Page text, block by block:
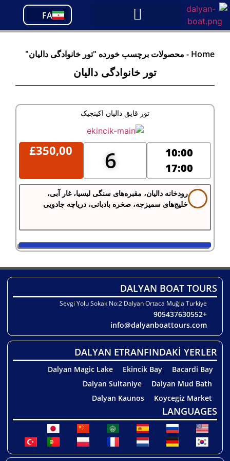
FA
PT
TR
Home
- محصولات برچسب خورده "تور خانوادگی دالیان"
تور خانوادگی دالیان
تور قایق دالیان اکینجیک
10:00
17:00
6
£350,00
رودخانه دالیان، مقبره‌های سنگی لیسیا، غار آبی،
خلیج‌های سمیزجه، صخره بادبانی، دریاچه جادویی
DALYAN BOAT TOURS
Sevgi Yolu Sokak No:2 Dalyan Ortaca Muğla Turkiye
+905437630552
info@dalyanboattours.com
DALYAN ETRANFINDAKİ YERLER
Bacardi Bay
Ekincik Bay
Dalyan Magic Lake
Dalyan Mud Bath
Dalyan Sultaniye
Koycegiz Market
Dalyan Kaunos
LANGUAGES